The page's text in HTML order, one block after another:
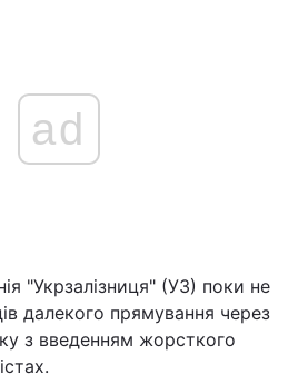
ad
"Укрзалізниця" (УЗ) поки не
далекого прямування через
з введенням жорсткого